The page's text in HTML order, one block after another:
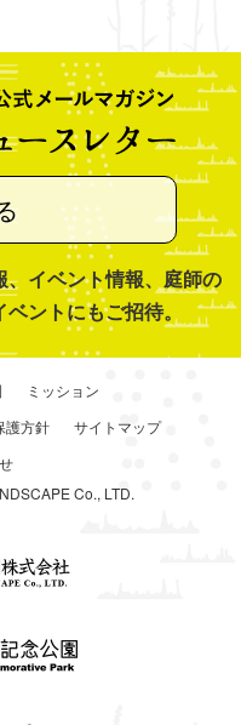
イベント情報、庭師の
ントにもご招待。
ミッション
護方針
サイトマップ
Co., LTD.